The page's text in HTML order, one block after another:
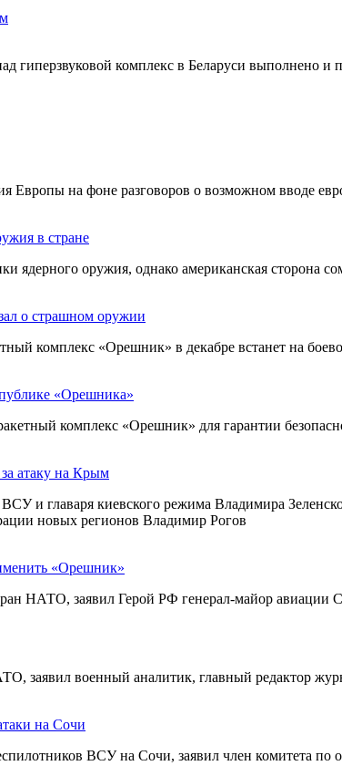
гиперзвуковой комплекс в Беларуси выполнено и
Европы на фоне разговоров о возможном вводе
в стране
оружия, однако американская сторона
о страшном оружии
комплекс «Орешник» в декабре встанет на
«Орешника»
комплекс «Орешник» для гарантии
атаку на Крым
и главаря киевского режима Владимира
новых регионов Владимир Рогов
«Орешник»
НАТО, заявил Герой РФ генерал-майор авиации
заявил военный аналитик, главный редактор
на Сочи
ВСУ на Сочи, заявил член комитета